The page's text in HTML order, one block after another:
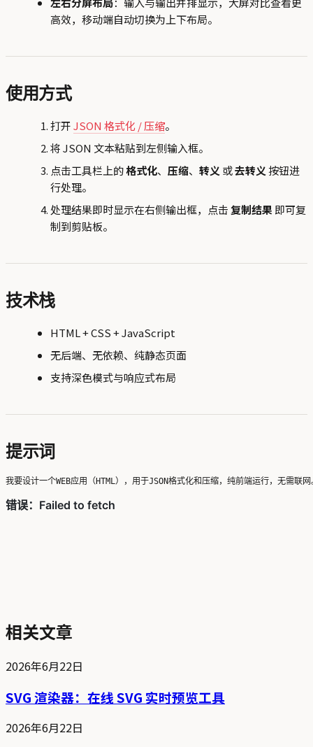
高效，移动端自动切换为上下布局。
使用方式
打开JSON 格式化 / 压缩。
将 JSON 文本粘贴到左侧输入框。
点击工具栏上的格式化、 压缩、 转义 或去转义按钮进
行处理。
处理结果即时显示在右侧输出框，点击 复制结果 即可复
制到剪贴板。
技术栈
HTML + CSS + JavaScript
无后端、无依赖、纯静态页面
支持深色模式与响应式布局
提示词
相关文章
2026年6月22日
SVG 渲染器：在线 SVG 实时预览工具
2026年6月22日